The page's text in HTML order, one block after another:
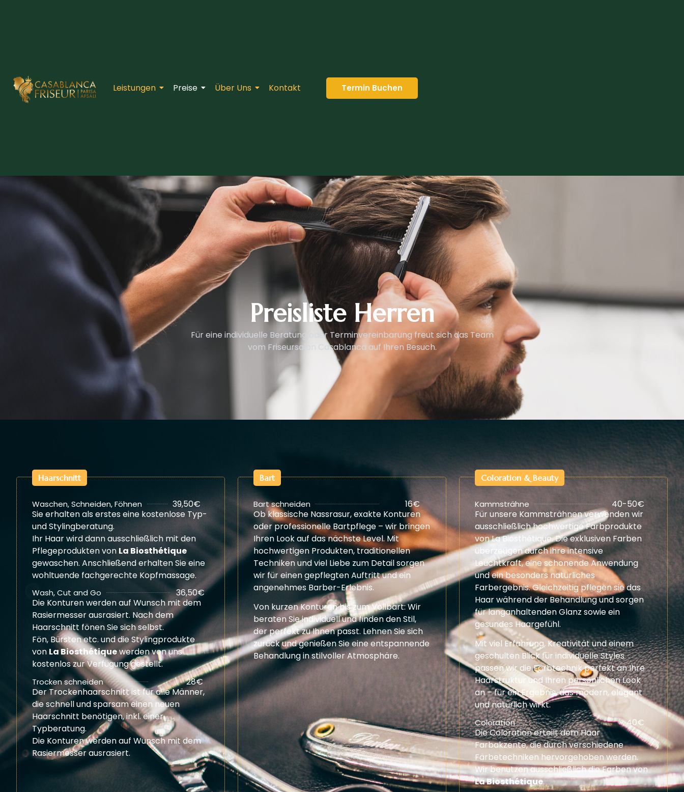
Leistungen Preise Über Uns Kontakt Termin Buchen
Preisliste Herren
Für eine individuelle Beratung oder Terminvereinbarung freut sich das Team
vom Friseursalon Casablanca auf Ihren Besuch.
Waschen, Schneiden, Föhnen
39,50€
Sie erhalten als erstes eine kostenlose Typ-
und Stylingberatung.
Ihr Haar wird dann ausschließlich mit den
Pflegeprodukten von La Biosthétique
gewaschen. Anschließend erhalten Sie eine
wohltuende fachgerechte Kopfmassage.
Wash, Cut and Go
36,50€
Die Konturen werden auf Wunsch mit dem
Rasiermesser ausrasiert. Nach dem
Haarschnitt fönen Sie sich selbst.
Fön, Bürsten etc. und die Stylingprodukte
von La Biosthétiquewerden von uns
kostenlos zur Verfügung gestellt.
Trocken schneiden
28€
Der Trockenhaarschnitt ist für alle Männer,
die schnell und sparsam einen neuen
Haarschnitt benötigen, inkl. einer
Typberatung.
Die Konturen werden auf Wunsch mit dem
Rasiermesser ausrasiert.
Haarschnitt
Bart schneiden
16€
Ob klassische Nassrasur, exakte Konturen
oder professionelle Bartpflege – wir bringen
Ihren Look auf das nächste Level. Mit
hochwertigen Produkten, traditionellen
Techniken und viel Liebe zum Detail sorgen
wir für einen gepflegten Auftritt und ein
angenehmes Barber-Erlebnis.
Von kurzen Konturen bis zum Vollbart: Wir
beraten Sie individuell und finden den Stil,
der perfekt zu Ihnen passt. Lehnen Sie sich
zurück und genießen Sie eine entspannende
Behandlung in stilvoller Atmosphäre.
Bart
Kammsträhne
40-50€
Für unsere Kammsträhnen verwenden wir
ausschließlich hochwertige Farbprodukte
von La Biosthétique. Die exklusiven Farben
überzeugen durch ihre intensive
Leuchtkraft, eine schonende Anwendung
und ein besonders natürliches
Farbergebnis. Gleichzeitig pflegen sie das
Haar während der Behandlung und sorgen
für langanhaltenden Glanz sowie ein
gesundes Haargefühl.
Mit viel Erfahrung, Kreativität und einem
geschulten Blick für individuelle Styles
passen wir die Farbtechnik perfekt an Ihre
Haarstruktur und Ihren persönlichen Look
an – für ein Ergebnis, das modern, elegant
und natürlich wirkt.
Coloration
40€
Die Coloration erteilt dem Haar
Farbakzente, die durch verschiedene
Färbetechniken hervorgehoben werden.
Wir benutzen ausschließlich die Farben von
La Biosthétique.
Coloration & Beauty